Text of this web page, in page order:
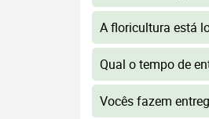
A floricultura está
Qual o tempo de
Vocês fazem